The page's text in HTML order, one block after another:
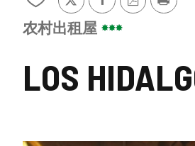
Castilla
LeónLOS
的
笔
本
中
除
特
版
印
农村出租屋